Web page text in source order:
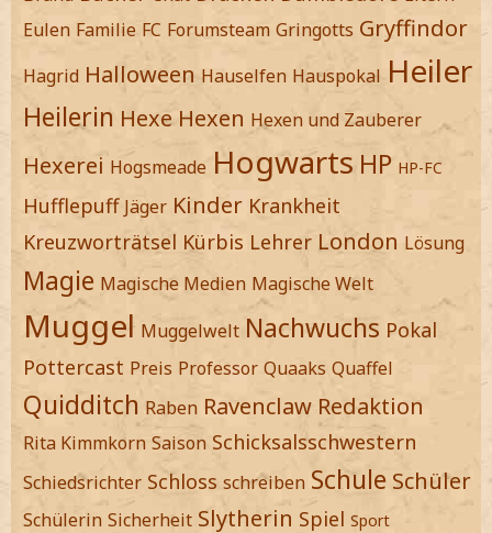
Eulen Familie FC Forumsteam Gringotts Gryffindor
Hagrid Halloween Hauselfen Hauspokal Heiler
Heilerin Hexe Hexen Hexen und Zauberer
Hexerei Hogsmeade Hogwarts HP HP-FC
Hufflepuff Jäger Kinder Krankheit
Kreuzworträtsel Kürbis Lehrer London Lösung
Magie Magische Medien Magische Welt
Muggel Muggelwelt Nachwuchs Pokal
Pottercast Preis Professor Quaaks Quaffel
Quidditch Raben Ravenclaw Redaktion
Rita Kimmkorn Saison Schicksalsschwestern
Schiedsrichter Schloss schreiben Schule Schüler
Schülerin Sicherheit Slytherin Spiel Sport